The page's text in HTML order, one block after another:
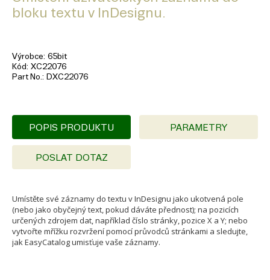
bloku textu v InDesignu.
Výrobce 65bit
Kód XC22076
Part No.
DXC22076
POPIS PRODUKTU PARAMETRY
POSLAT DOTAZ
Umístěte své záznamy do textu v InDesignu jako ukotvená pole
(nebo jako obyčejný text, pokud dáváte přednost); na pozicích
určených zdrojem dat, například číslo stránky, pozice X a Y; nebo
vytvořte mřížku rozvržení pomocí průvodců stránkami a sledujte,
jak EasyCatalog umisťuje vaše záznamy.